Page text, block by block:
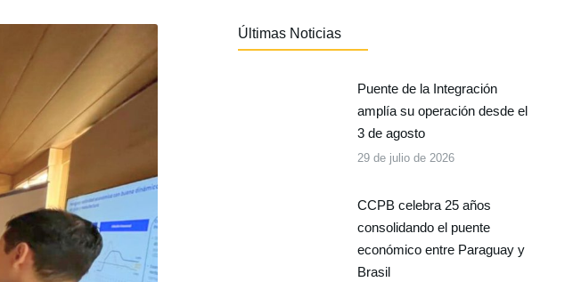
Últimas Noticias
Puente de la Integración
amplía su operación desde el
3 de agosto
29 de julio de 2026
CCPB celebra 25 años
consolidando el puente
económico entre Paraguay y
Brasil